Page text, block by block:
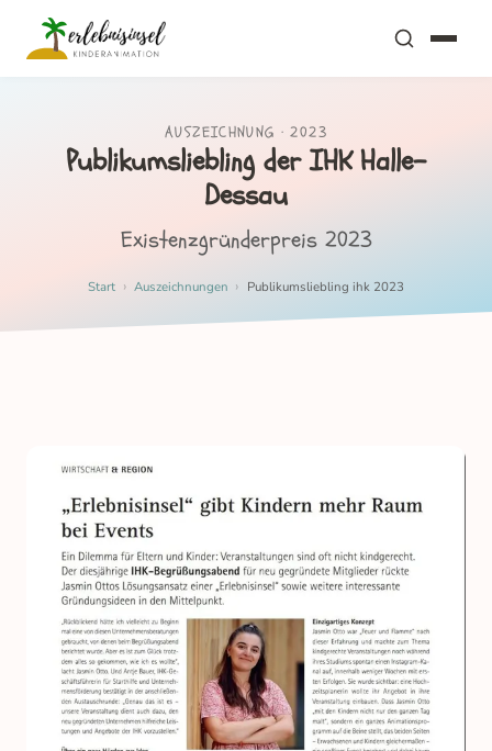
AUSZEICHNUNG ·2023
Publikumsliebling der IHK Halle-
Dessau
Existenzgründerpreis 2023
Start › Auszeichnungen › Publikumsliebling ihk 2023